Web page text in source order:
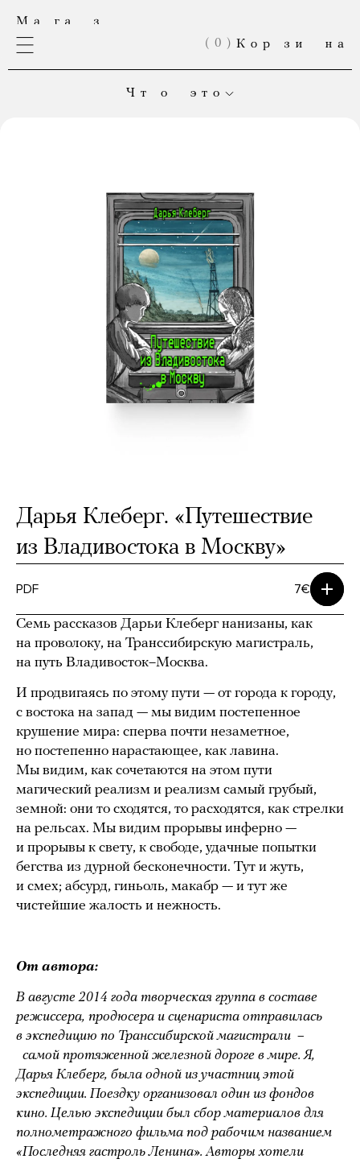
( 0 )
Чт о это
который вы собирались купить, закончился; если
вы мечтаете делать вещи вместе с нами — напишите нам:
Каждая ваша покупкапомогает «Медузе» выжить.
Приходите чаще! «Магаз» постоянно обновляется.
Дарья Клеберг. «Путешествие
из Владивостока в Москву»
PDF 7€
Семь рассказов Дарьи Клеберг нанизаны, как
на проволоку, на Транссибирскую магистраль,
на путь Владивосток–Москва.
И продвигаясь по этому пути — от города к городу,
с востока на запад — мы видим постепенное
крушение мира: сперва почти незаметное,
но постепенно нарастающее, как лавина.
Мы видим, как сочетаются на этом пути
магический реализм и реализм самый грубый,
земной: они то сходятся, то расходятся, как стрелки
на рельсах. Мы видим прорывы инферно —
и прорывы к свету, к свободе, удачные попытки
бегства из дурной бесконечности. Тут и жуть,
и смех; абсурд, гиньоль, макабр — и тут же
чистейшие жалость и нежность.
От автора:
В августе 2014 года творческая группа в составе
режиссера, продюсера и сценариста отправилась
в экспедицию по Транссибирской магистрали –
самой протяженной железной дороге в мире. Я,
Дарья Клеберг, была одной из участниц этой
экспедиции. Поездку организовал один из фондов
кино. Целью экспедиции был сбор материалов для
полнометражного фильма под рабочим названием
«Последняя гастроль Ленина». Авторы хотели